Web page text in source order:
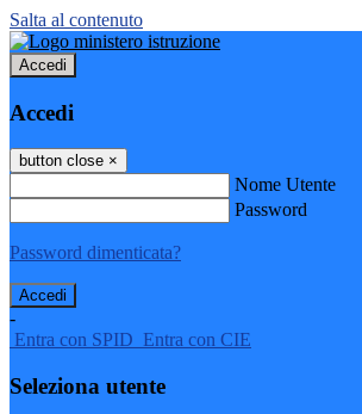
Salta al contenuto
Accedi
Accedi
button close ×
Nome Utente
Password
Password dimenticata?
-
Entra con SPID Entra con CIE
Seleziona utente